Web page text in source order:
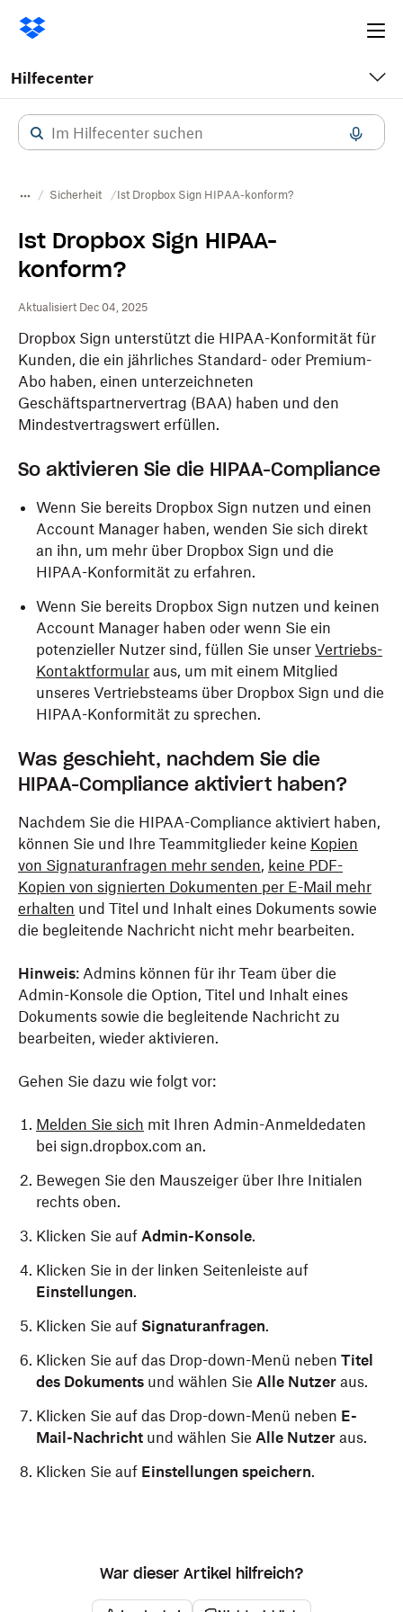
Hilfecenter
Sicherheit Ist Dropbox Sign HIPAA-konform?
Ist Dropbox Sign HIPAA-
konform?
Aktualisiert Dec 04, 2025
Dropbox Sign unterstützt die HIPAA-Konformität für
Kunden, die ein jährliches Standard- oder Premium-
Abo haben, einen unterzeichneten
Geschäftspartnervertrag (BAA) haben und den
Mindestvertragswert erfüllen.
So aktivieren Sie die HIPAA-Compliance
Wenn Sie bereits Dropbox Sign nutzen und einen
Account Manager haben, wenden Sie sich direkt
an ihn, um mehr über Dropbox Sign und die
HIPAA-Konformität zu erfahren.
Wenn Sie bereits Dropbox Sign nutzen und keinen
Account Manager haben oder wenn Sie ein
potenzieller Nutzer sind, füllen Sie unser Vertriebs-
Kontaktformular aus, um mit einem Mitglied
unseres Vertriebsteams über Dropbox Sign und die
HIPAA-Konformität zu sprechen.
Was geschieht, nachdem Sie die
HIPAA-Compliance aktiviert haben?
Nachdem Sie die HIPAA-Compliance aktiviert haben,
können Sie und Ihre Teammitglieder keine Kopien
von Signaturanfragen mehr senden, keine PDF-
Kopien von signierten Dokumenten per E-Mail mehr
erhalten und Titel und Inhalt eines Dokuments sowie
die begleitende Nachricht nicht mehr bearbeiten.
Hinweis: Admins können für ihr Team über die
Admin-Konsole die Option, Titel und Inhalt eines
Dokuments sowie die begleitende Nachricht zu
bearbeiten, wieder aktivieren.
Gehen Sie dazu wie folgt vor:
Melden Sie sich mit Ihren Admin-Anmeldedaten
bei sign.dropbox.com an.
Bewegen Sie den Mauszeiger über Ihre Initialen
rechts oben.
Klicken Sie auf Admin-Konsole.
Klicken Sie in der linken Seitenleiste auf
Einstellungen.
Klicken Sie auf Signaturanfragen.
Klicken Sie auf das Drop-down-Menü neben Titel
des Dokuments und wählen Sie Alle Nutzer aus.
Klicken Sie auf das Drop-down-Menü neben E-
Mail-Nachricht und wählen Sie Alle Nutzer aus.
Klicken Sie auf Einstellungen speichern.
War dieser Artikel hilfreich?